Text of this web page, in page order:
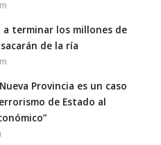
a terminar los millones de
de la ría
Provincia es un caso
de Estado al